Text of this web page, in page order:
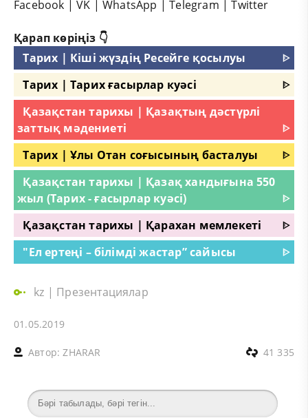
Facebook |VK |WhatsApp |Telegram |Twitter
Қарап көріңіз 👇
Тарих | Кіші жүздің Ресейге қосылуы
ᐈ
Тарих | Тарих ғасырлар куәсі
ᐈ
Қазақстан тарихы | Қазақтың дәстүрлі
заттық мәдениеті
ᐈ
Тарих | Ұлы Отан соғысының басталуы
ᐈ
Қазақстан тарихы | Қазақ хандығына 550
жыл (Тарих - ғасырлар куәсі)
ᐈ
Қазақстан тарихы | Қарахан мемлекеті
ᐈ
"Ел ертеңі – білімді жастар” сайысы
ᐈ
kz | Презентациялар
01.05.2019
Автор:ZHARAR 41 335